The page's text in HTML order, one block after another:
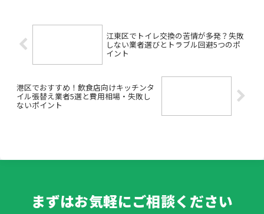
江東区でトイレ交換の苦情が多発？失敗
しない業者選びとトラブル回避5つのポ
イント
港区でおすすめ！飲食店向けキッチンタ
イル張替え業者5選と費用相場・失敗し
ないポイント
まずはお気軽にご相談ください